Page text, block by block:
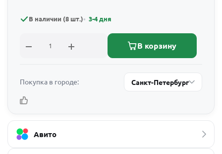
В наличии (8 шт.) 3-4 дня
В корзину
Покупка в городе: Санкт-Петербург
Авито